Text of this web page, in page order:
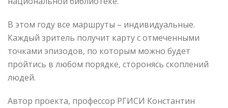
В этом году все маршруты – индивидуальные.
Каждый зритель получит карту с отмеченными
точками эпизодов, по которым можно будет
пройтись в любом порядке, сторонясь скоплений
людей.
Автор проекта, профессор РГИСИ Константин